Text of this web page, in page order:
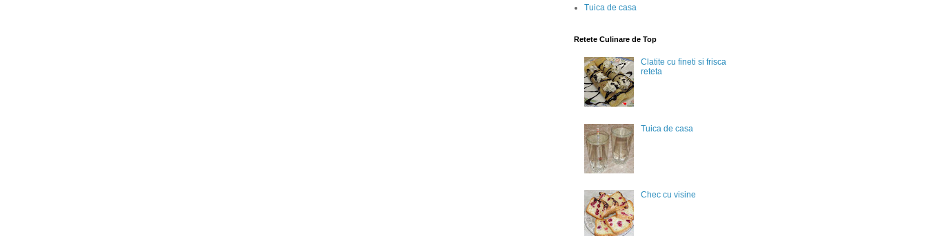
Tuica de casa
Retete Culinare de Top
Clatite cu fineti si frisca
reteta
Tuica de casa
Chec cu visine